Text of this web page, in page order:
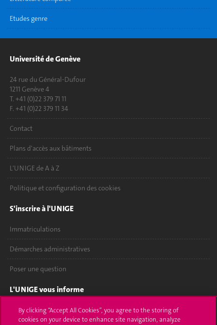
Etudes genre
Université de Genève
24 rue du Général-Dufour
1211 Genève 4
T. +41 (0)22 379 71 11
F. +41 (0)22 379 11 34
Contact
Plans d'accès aux bâtiments
L'UNIGE de A à Z
Politique et configuration des cookies
S'inscrire à l'UNIGE
Immatriculations
Démarches administratives
Poser une question
L'UNIGE vous informe
UNIGE Mobile
By clicking “Accept All Cookies”, you agree to the storing of
cookies on your device to enhance site navigation, analyze